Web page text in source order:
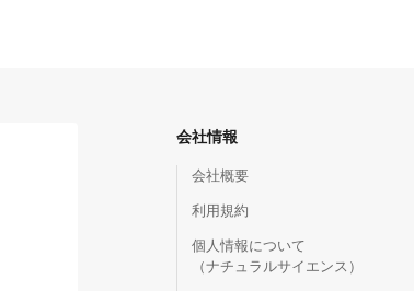
会社情報
会社概要
利用規約
個人情報について
（ナチュラルサイエンス）